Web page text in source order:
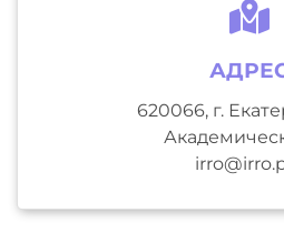
620066, г.